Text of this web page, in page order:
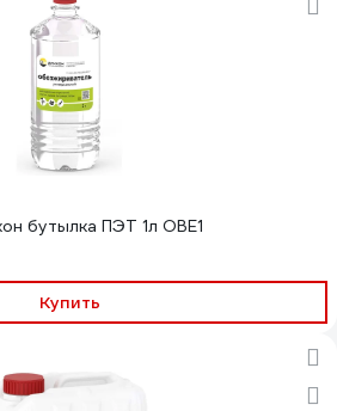
бутылка ПЭТ 1л OBE1
Купить